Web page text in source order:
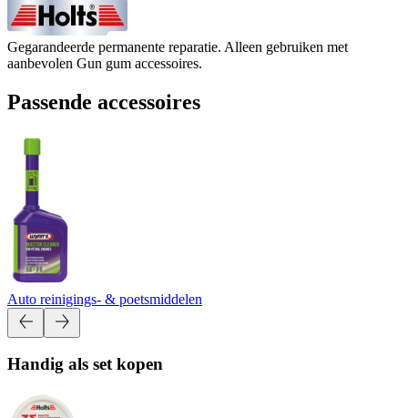
Gegarandeerde permanente reparatie. Alleen gebruiken met
aanbevolen Gun gum accessoires.
Passende accessoires
Auto reinigings- & poetsmiddelen
Handig als set kopen